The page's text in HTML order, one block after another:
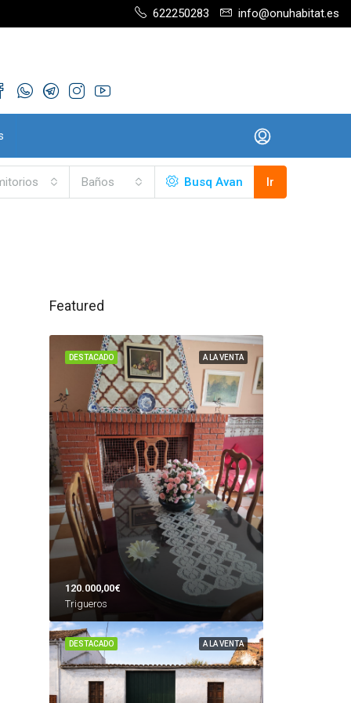
622250283 info@onuhabitat.es
Baños Busq Avan Ir
Featured
A LA VENTA
DESTACADO
120.000,00€
Trigueros
A LA VENTA
DESTACADO